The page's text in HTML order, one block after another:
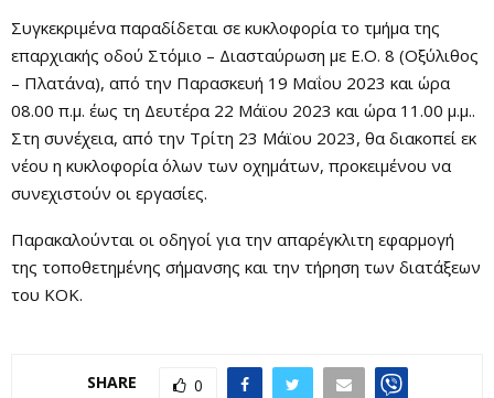
Συγκεκριμένα παραδίδεται σε κυκλοφορία το τμήμα της
επαρχιακής οδού Στόμιο – Διασταύρωση με Ε.Ο. 8 (Οξύλιθος
– Πλατάνα), από την Παρασκευή 19 Μαΐου 2023 και ώρα
08.00 π.μ. έως τη Δευτέρα 22 Μάϊου 2023 και ώρα 11.00 μ.μ..
Στη συνέχεια, από την Τρίτη 23 Μάϊου 2023, θα διακοπεί εκ
νέου η κυκλοφορία όλων των οχημάτων, προκειμένου να
συνεχιστούν οι εργασίες.
Παρακαλούνται οι οδηγοί για την απαρέγκλιτη εφαρμογή
της τοποθετημένης σήμανσης και την τήρηση των διατάξεων
του ΚΟΚ.
SHARE 0